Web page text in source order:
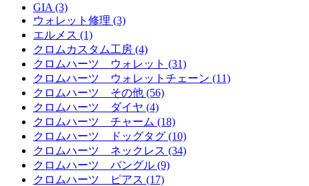
GIA (3)
ウォレット修理 (3)
エルメス (1)
クロムカスタム工房 (4)
クロムハーツ ウォレット (31)
クロムハーツ ウォレットチェーン (11)
クロムハーツ その他 (56)
クロムハーツ ダイヤ (4)
クロムハーツ チャーム (18)
クロムハーツ ドッグタグ (10)
クロムハーツ ネックレス (34)
クロムハーツ バングル (9)
クロムハーツ ピアス (17)